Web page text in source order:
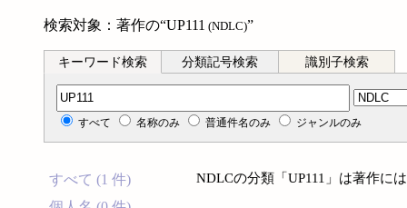
検索対象：著作の“UP111 (NDLC)”
キーワード検索 分類記号検索 識別子検索
分類記号検索
すべて 名称のみ 普通件名のみ ジャンルのみ
すべて (1 件)
NDLCの分類「UP111」は著作に